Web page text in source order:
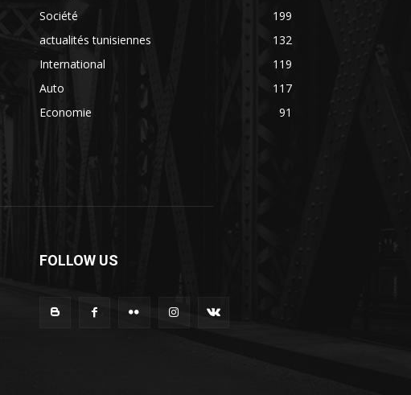
Société
199
actualités tunisiennes
132
International
119
Auto
117
Economie
91
FOLLOW US